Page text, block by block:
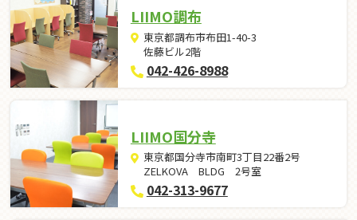
LIIMO調布
東京都調布市布田1-40-3
佐藤ビル2階
042-426-8988
LIIMO国分寺
東京都国分寺市南町3丁目22番2号
ZELKOVA BLDG 2号室
042-313-9677